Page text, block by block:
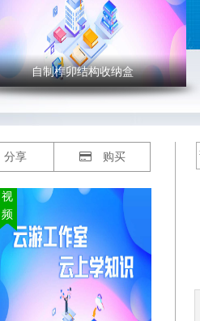
自制榫卯结构收纳盒
榫卯被称作家具的“灵魂”，木构
眼，简单地咬合，便将木构件结
合在一起，把各个部件连接起来
的榫卯做法，是家具造型的主要
结构方式。
分享 购买
视
频